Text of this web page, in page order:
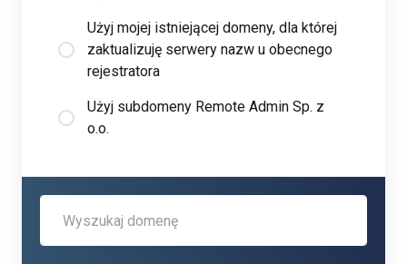
Użyj mojej istniejącej domeny, dla której
zaktualizuję serwery nazw u obecnego
rejestratora
Użyj subdomeny Remote Admin Sp. z
o.o.